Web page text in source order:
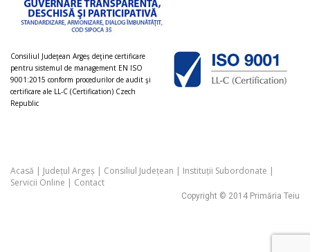
Consiliul Judeţean Argeș deţine certificare
pentru sistemul de management EN ISO
9001:2015 conform procedurilor de audit şi
certificare ale LL-C (Certification) Czech
Republic
Acasă | Județul Argeș | Consiliul Județean | Instituții Subordonate |
Servicii Online | Contact
Copyright © 2014 Primăria Teiu